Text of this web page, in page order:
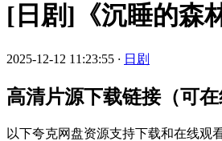
[日剧]《沉睡的森
2025-12-12 11:23:55 · 日剧
高清片源下载链接（可在
以下夸克网盘资源支持下载和在线观